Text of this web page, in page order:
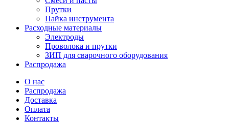
Прутки
Пайка инструмента
Расходные материалы
Электроды
Проволока и прутки
ЗИП для сварочного оборудования
Распродажа
О нас
Распродажа
Доставка
Оплата
Контакты